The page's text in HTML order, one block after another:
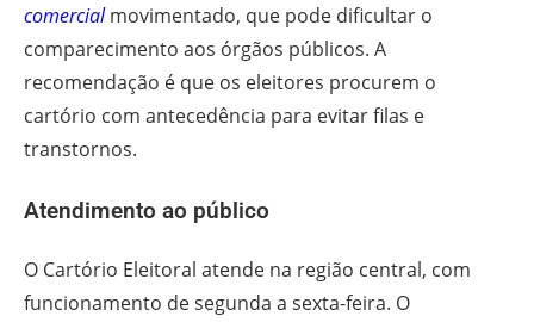
comercial movimentado, que pode dificultar o
comparecimento aos órgãos públicos. A
recomendação é que os eleitores procurem o
cartório com antecedência para evitar filas e
transtornos.
Atendimento ao público
O Cartório Eleitoral atende na região central, com
funcionamento de segunda a sexta-feira. O